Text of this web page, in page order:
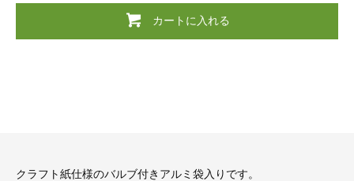
カートに入れる
クラフト紙仕様のバルブ付きアルミ袋入りです。